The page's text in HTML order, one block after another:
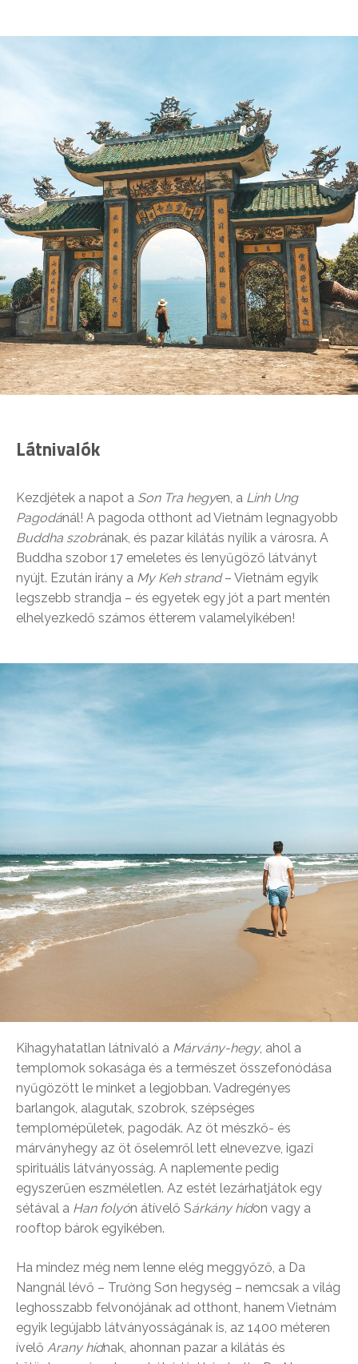
Látnivalók
Kezdjétek a napot a Son Tra hegyen, a Linh Ung
Pagodánál! A pagoda otthont ad Vietnám legnagyobb
Buddha szobrának, és pazar kilátás nyílik a városra. A
Buddha szobor 17 emeletes és lenyűgöző látványt
nyújt. Ezután irány a My Keh strand– Vietnám egyik
legszebb strandja – és egyetek egy jót a part mentén
elhelyezkedő számos étterem valamelyikében!
Kihagyhatatlan látnivaló a Márvány-hegy, ahol a
templomok sokasága és a természet összefonódása
nyűgözött le minket a legjobban. Vadregényes
barlangok, alagutak, szobrok, szépséges
templomépületek, pagodák. Az öt mészkő- és
márványhegy az öt őselemről lett elnevezve, igazi
spirituális látványosság. A naplemente pedig
egyszerűen eszméletlen. Az estét lezárhatjátok egy
sétával a Han folyón átívelő Sárkány hídon vagy a
rooftop bárok egyikében.
Ha mindez még nem lenne elég meggyőző, a Da
Nangnál lévő – Trường Sơn hegység – nemcsak a világ
leghosszabb felvonójának ad otthont, hanem Vietnám
egyik legújabb látványosságának is, az 1400 méteren
ívelő Arany hídnak, ahonnan pazar a kilátás és